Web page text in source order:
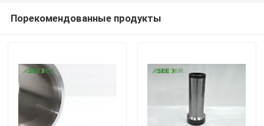
Порекомендованные продукты